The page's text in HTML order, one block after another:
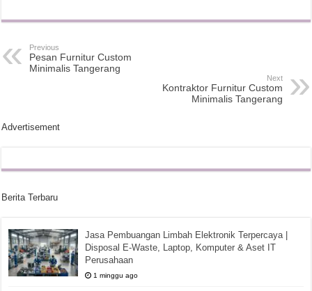
Previous
Pesan Furnitur Custom
Minimalis Tangerang
Next
Kontraktor Furnitur Custom
Minimalis Tangerang
Advertisement
Berita Terbaru
Jasa Pembuangan Limbah Elektronik Terpercaya |
Disposal E-Waste, Laptop, Komputer & Aset IT
Perusahaan
1 minggu ago